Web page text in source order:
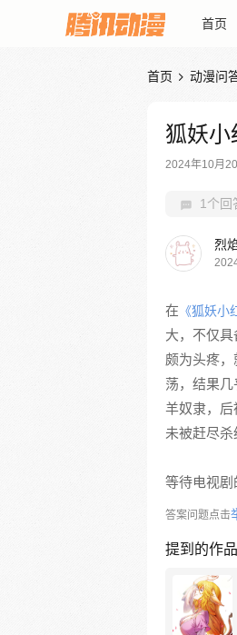
首页
首页  动漫问
狐妖小
2024年10月
1个回
烈
在 《狐妖小
大，不仅
颇为头疼
荡，结果
羊奴隶，
未被赶尽杀
等待电视
答案问题点击
提到的作品